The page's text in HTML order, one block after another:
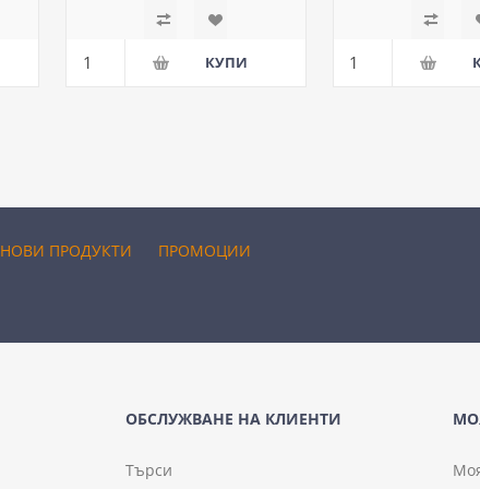
НОВИ ПРОДУКТИ ПРОМОЦИИ
ОБСЛУЖВАНЕ НА КЛИЕНТИ
Търси